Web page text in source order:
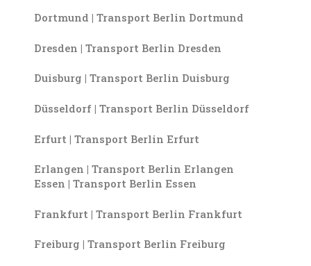
Dortmund | Transport Berlin Dortmund
Dresden | Transport Berlin Dresden
Duisburg | Transport Berlin Duisburg
Düsseldorf | Transport Berlin Düsseldorf
Erfurt | Transport Berlin Erfurt
Erlangen | Transport Berlin Erlangen
Essen | Transport Berlin Essen
Frankfurt | Transport Berlin Frankfurt
Freiburg | Transport Berlin Freiburg